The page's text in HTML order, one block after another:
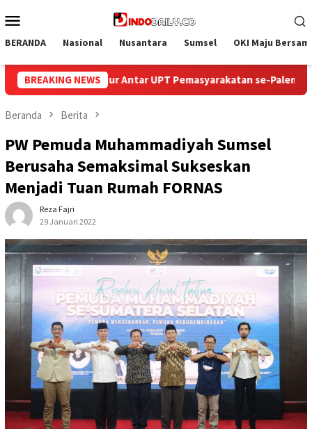
ke
Mobile
BERANDA Nasional Nusantara Sumsel OKI Maju
BREAKING NEWSse-Palembang Raya Semarak HUT ke-81
Beranda Berita
PW Pemuda Muhammadiyah Sumsel
Berusaha Semaksimal Sukseskan
Menjadi Tuan Rumah FORNAS
Reza Fajri
29 Januari 2022